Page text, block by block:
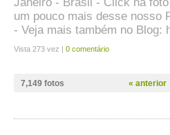
um pouco mais desse nosso
- Veja mais também no Blog:
Vista 273 vez | 0 comentário
7,149 fotos « anterior